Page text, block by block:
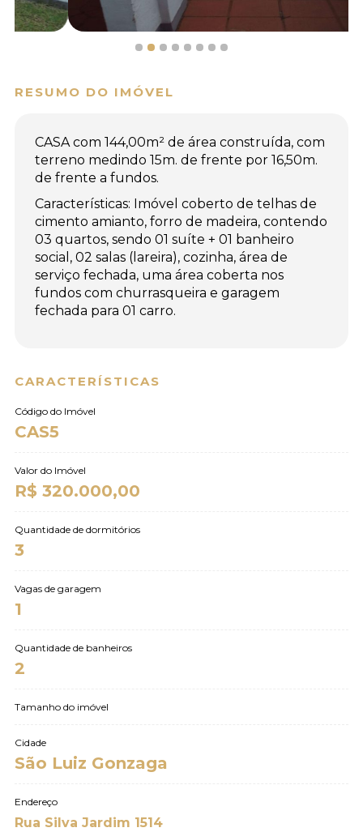
RESUMO DO IMÓVEL
CASA com 144,00m² de área construída, com
terreno medindo 15m. de frente por 16,50m.
de frente a fundos.
Características: Imóvel coberto de telhas de
cimento amianto, forro de madeira, contendo
03 quartos, sendo 01 suíte + 01 banheiro
social, 02 salas (lareira), cozinha, área de
serviço fechada, uma área coberta nos
fundos com churrasqueira e garagem
fechada para 01 carro.
CARACTERÍSTICAS
Código do Imóvel
CAS5
Valor do Imóvel
R$ 320.000,00
Quantidade de dormitórios
3
Vagas de garagem
1
Quantidade de banheiros
2
Tamanho do imóvel
Cidade
São Luiz Gonzaga
Endereço
Rua Silva Jardim 1514